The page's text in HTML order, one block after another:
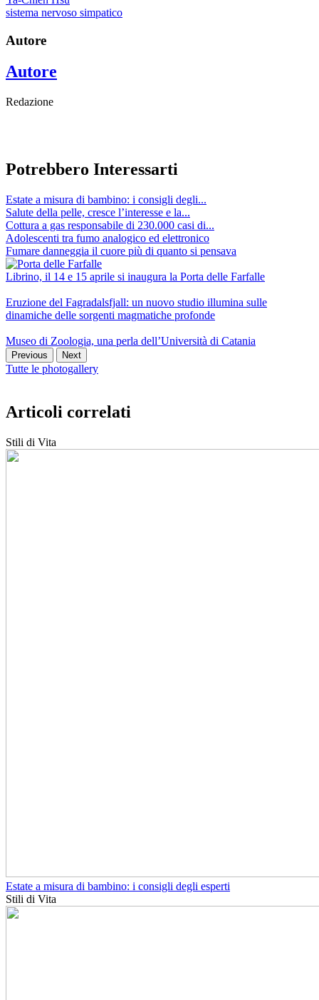
sistema nervoso simpatico
Autore
Autore
Redazione
Potrebbero Interessarti
Estate a misura di bambino: i consigli degli...
Salute della pelle, cresce l’interesse e la...
Cottura a gas responsabile di 230.000 casi di...
Adolescenti tra fumo analogico ed elettronico
Fumare danneggia il cuore più di quanto si pensava
Librino, il 14 e 15 aprile si inaugura la Porta delle Farfalle
Eruzione del Fagradalsfjall: un nuovo studio illumina sulle
dinamiche delle sorgenti magmatiche profonde
Museo di Zoologia, una perla dell’Università di Catania
Previous Next
Tutte le photogallery
Articoli correlati
Stili di Vita
Estate a misura di bambino: i consigli degli esperti
Stili di Vita